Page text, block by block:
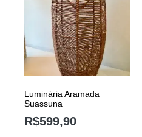
Luminária Aramada
Suassuna
R$599,90